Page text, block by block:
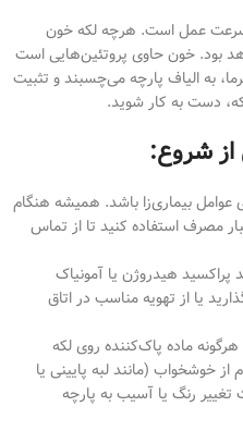
سرعت عمل است. هرچه لکه خون
بود. خون حاوی پروتئین‌هایی است
به الیاف پارچه می‌چسبند و تثبیت
دست به کار شوید.
شروع:
عوامل بیماری‌زا باشد. همیشه هنگام
مصرف استفاده کنید تا از تماس
پراکسید هیدروژن یا آمونیاک
یا از تهویه مناسب در اتاق
هرگونه ماده پاک‌کننده روی لکه
خوشخواب (مانند لبه پایینی یا
رنگ یا آسیب به پارچه